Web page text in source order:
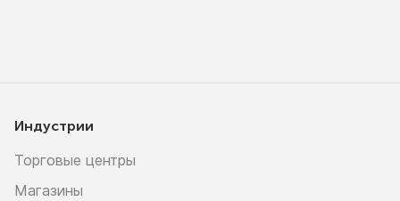
Индустрии
Торговые центры
Магазины